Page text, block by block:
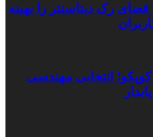
رک دیتاسنتر را بهینه
انتخابی مهندسی